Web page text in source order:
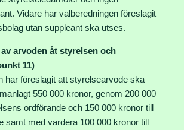
Vidare har valberedningen föreslagit
utan suppleant ska utses.
arvoden åt styrelsen och
11)
har föreslagit att styrelsearvode ska
550 000 kronor, genom 200 000
ordförande och 150 000 kronor till
samt med vardera 100 000 kronor till